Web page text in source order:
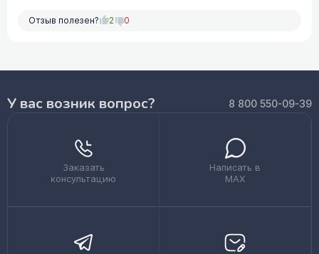
Отзыв полезен? 2 0
У вас возник вопрос? 8 800 550-09-39
Заказать
консультацию
Написать в
MAX